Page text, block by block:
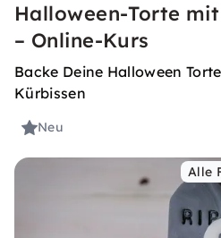
Halloween-Torte
– Online-Kurs
Backe Deine Halloween
Kürbissen
Neu
Alle